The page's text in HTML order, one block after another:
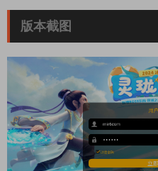
版本截图